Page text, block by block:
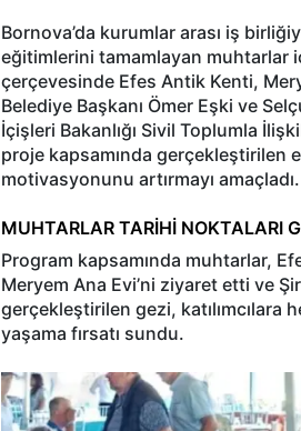
Bornova’da kurumlar arası iş
eğitimlerini tamamlayan muhtarlar
çerçevesinde Efes Antik Kenti,
Belediye Başkanı Ömer Eşki ve
İçişleri Bakanlığı Sivil Toplumla
proje kapsamında gerçekleştirilen
motivasyonunu artırmayı amaçladı.
MUHTARLAR TARİHİ NOKTALARI
Program kapsamında muhtarlar,
Meryem Ana Evi’ni ziyaret etti ve
gerçekleştirilen gezi, katılımcılara
yaşama fırsatı sundu.